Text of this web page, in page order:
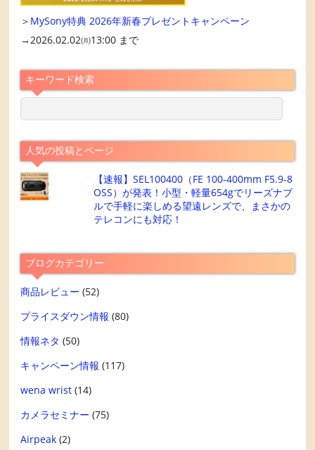
＞ MySony特典 2026年新春プレゼントキャンペーン
→2026.02.02㈪13:00 まで
キーワード検索
人気の投稿とページ
【速報】SEL100400（FE 100-400mm F5.9-8
OSS）が発表！小型・軽量654gでリーズナブ
ルで手軽に楽しめる望遠レンズで、まさかの
テレコンにも対応！
ブログカテゴリー
商品レビュー (52)
プライスダウン情報 (80)
情報ネタ (50)
キャンペーン情報 (117)
wena wrist (14)
カメラセミナー (75)
Airpeak (2)